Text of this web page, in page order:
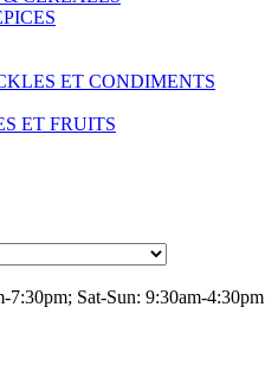
ET CONDIMENTS
ET FRUITS
7:30pm; Sat-Sun: 9:30am-4:30pm